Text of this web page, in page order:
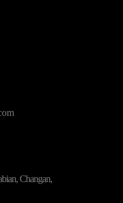
Changan,